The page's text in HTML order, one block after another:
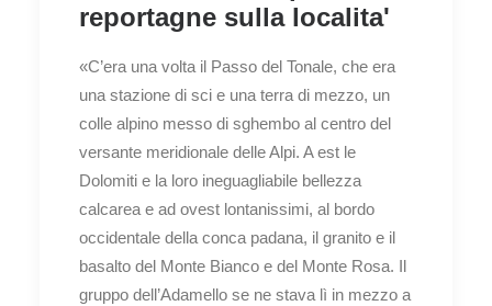
reportagne sulla localita'
«C’era una volta il Passo del Tonale, che era
una stazione di sci e una terra di mezzo, un
colle alpino messo di sghembo al centro del
versante meridionale delle Alpi. A est le
Dolomiti e la loro ineguagliabile bellezza
calcarea e ad ovest lontanissimi, al bordo
occidentale della conca padana, il granito e il
basalto del Monte Bianco e del Monte Rosa. Il
gruppo dell’Adamello se ne stava lì in mezzo a